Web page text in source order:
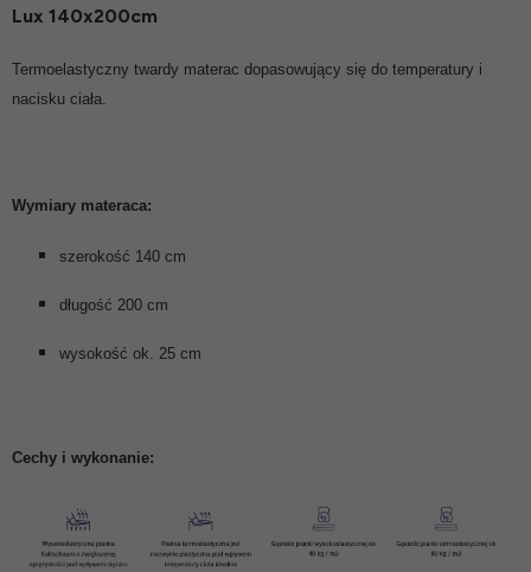
Lux 140x200cm
Termoelastyczny twardy materac dopasowujący się do temperatury i
nacisku ciała.
Wymiary materaca:
szerokość 140 cm
długość 200 cm
wysokość ok. 25 cm
Cechy i wykonanie: